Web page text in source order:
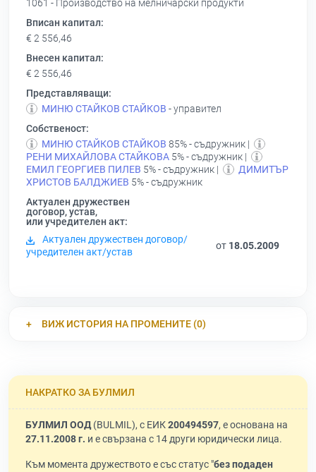
1061 - Производство на мелничарски продукти
Вписан капитал:
€ 2 556,46
Внесен капитал:
€ 2 556,46
Представляващи:
МИНЮ СТАЙКОВ СТАЙКОВ - управител
Собственост:
МИНЮ СТАЙКОВ СТАЙКОВ 85% - съдружник |
РЕНИ МИХАЙЛОВА СТАЙКОВА 5% - съдружник |
ЕМИЛ ГЕОРГИЕВ ПИЛЕВ 5% - съдружник |
ДИМИТЪР
ХРИСТОВ БАЛДЖИЕВ 5% - съдружник
Актуален дружествен
договор, устав,
или учредителен акт:
Актуален дружествен договор/
учредителен акт/устав
от 18.05.2009
ВИЖ ИСТОРИЯ НА ПРОМЕНИТЕ (0)
НАКРАТКО ЗА БУЛМИЛ
БУЛМИЛ ООД(BULMIL), с ЕИК200494597, е основана на
27.11.2008 г. и е свързана с 14 други юридически лица.
Към момента дружеството е със статус "без подаден